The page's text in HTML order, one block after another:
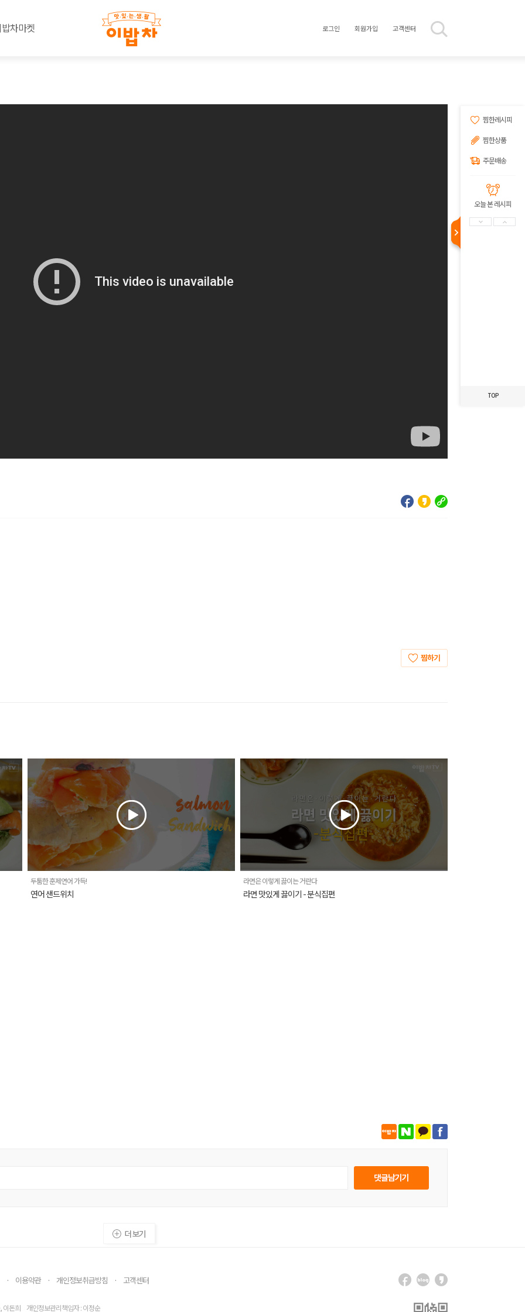
차마켓 로그인 회원가입 고객센터
찜한레시피
찜한상품
주문배송
오늘 본 레시피
TOP
두툼한 훈제연어 가득!
연어 샌드위치
라면은 이렇게 끓이는 거란다
라면 맛있게 끓이기 - 분식집편
· 이용약관 · 개인정보취급방침 · 고객센터
이돈희 개인정보관리책임자 : 이정순